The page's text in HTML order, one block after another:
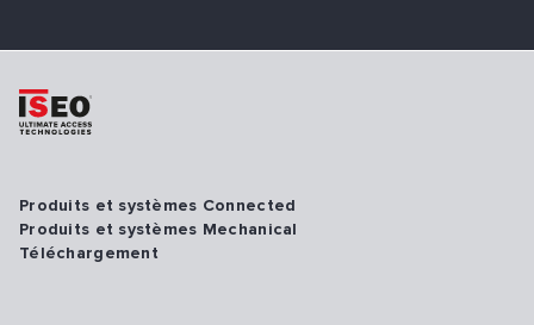
Produits et systèmes Connected
Produits et systèmes Mechanical
Téléchargement